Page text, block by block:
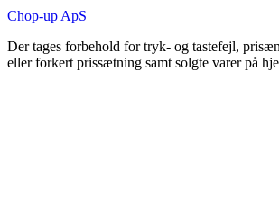
Chop-up ApS
Der tages forbehold for tryk- og tastefejl,
eller forkert prissætning samt solgte varer på